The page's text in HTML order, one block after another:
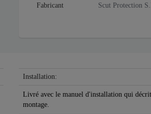
Fabricant Scut Protection
Installation:
Livré avec le manuel d'installation qui
montage.